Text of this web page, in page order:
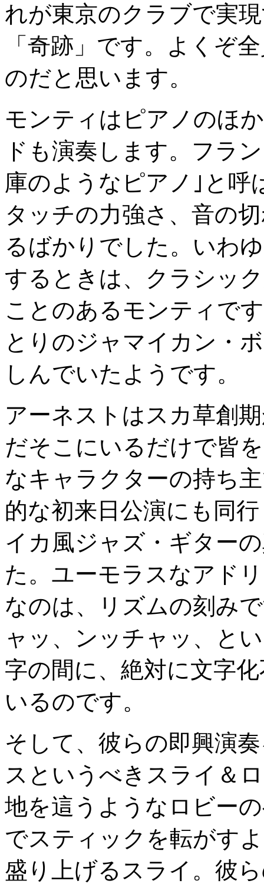
れが東京のクラブで実
「奇跡」です。よくぞ
のだと思います。
モンティはピアノのほ
ドも演奏します。フラ
庫のようなピアノ｣と呼
タッチの力強さ、音の
るばかりでした。いわ
するときは、クラシッ
ことのあるモンティで
とりのジャマイカン・
しんでいたようです。
アーネストはスカ草創
だそこにいるだけで皆
なキャラクターの持ち
的な初来日公演にも同
イカ風ジャズ・ギター
た。ユーモラスなアド
なのは、リズムの刻み
ャッ、ンッチャッ、と
字の間に、絶対に文字
いるのです。
そして、彼らの即興演
スというべきスライ＆
地を這うようなロビー
でスティックを転がす
盛り上げるスライ。彼